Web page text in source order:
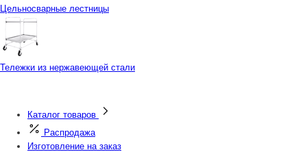
Цельносварные лестницы
Тележки из нержавеющей стали
Каталог товаров
Распродажа
Изготовление на заказ